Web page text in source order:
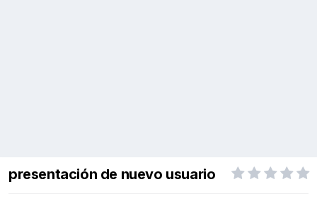
presentación de nuevo usuario